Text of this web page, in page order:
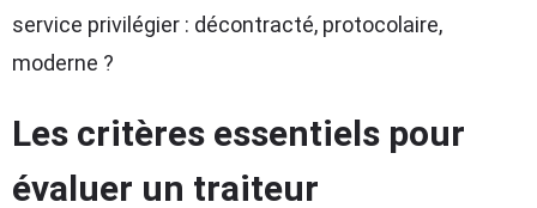
service privilégier : décontracté, protocolaire,
moderne ?
Les critères essentiels pour
évaluer un traiteur